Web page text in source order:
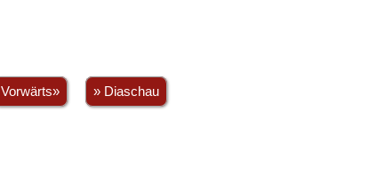
Vorwärts» » Diaschau